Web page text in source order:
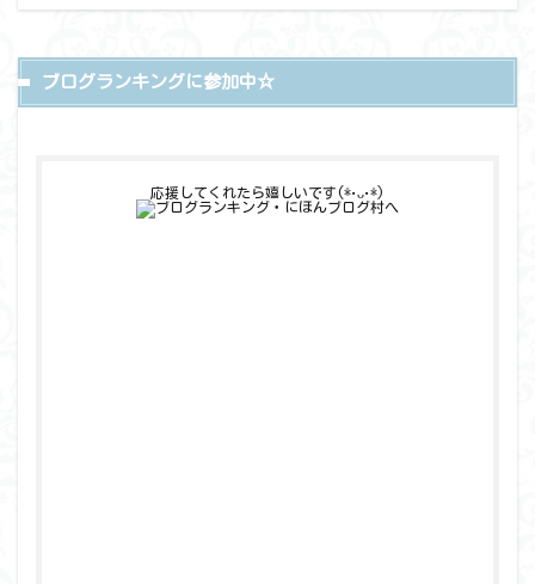
ブログランキングに参加中☆
応援してくれたら嬉しいです(*•ᴗ•*)